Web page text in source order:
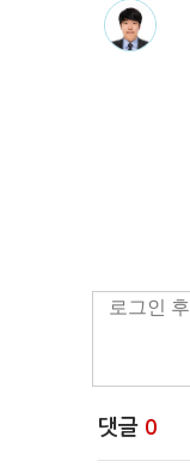
댓글 0